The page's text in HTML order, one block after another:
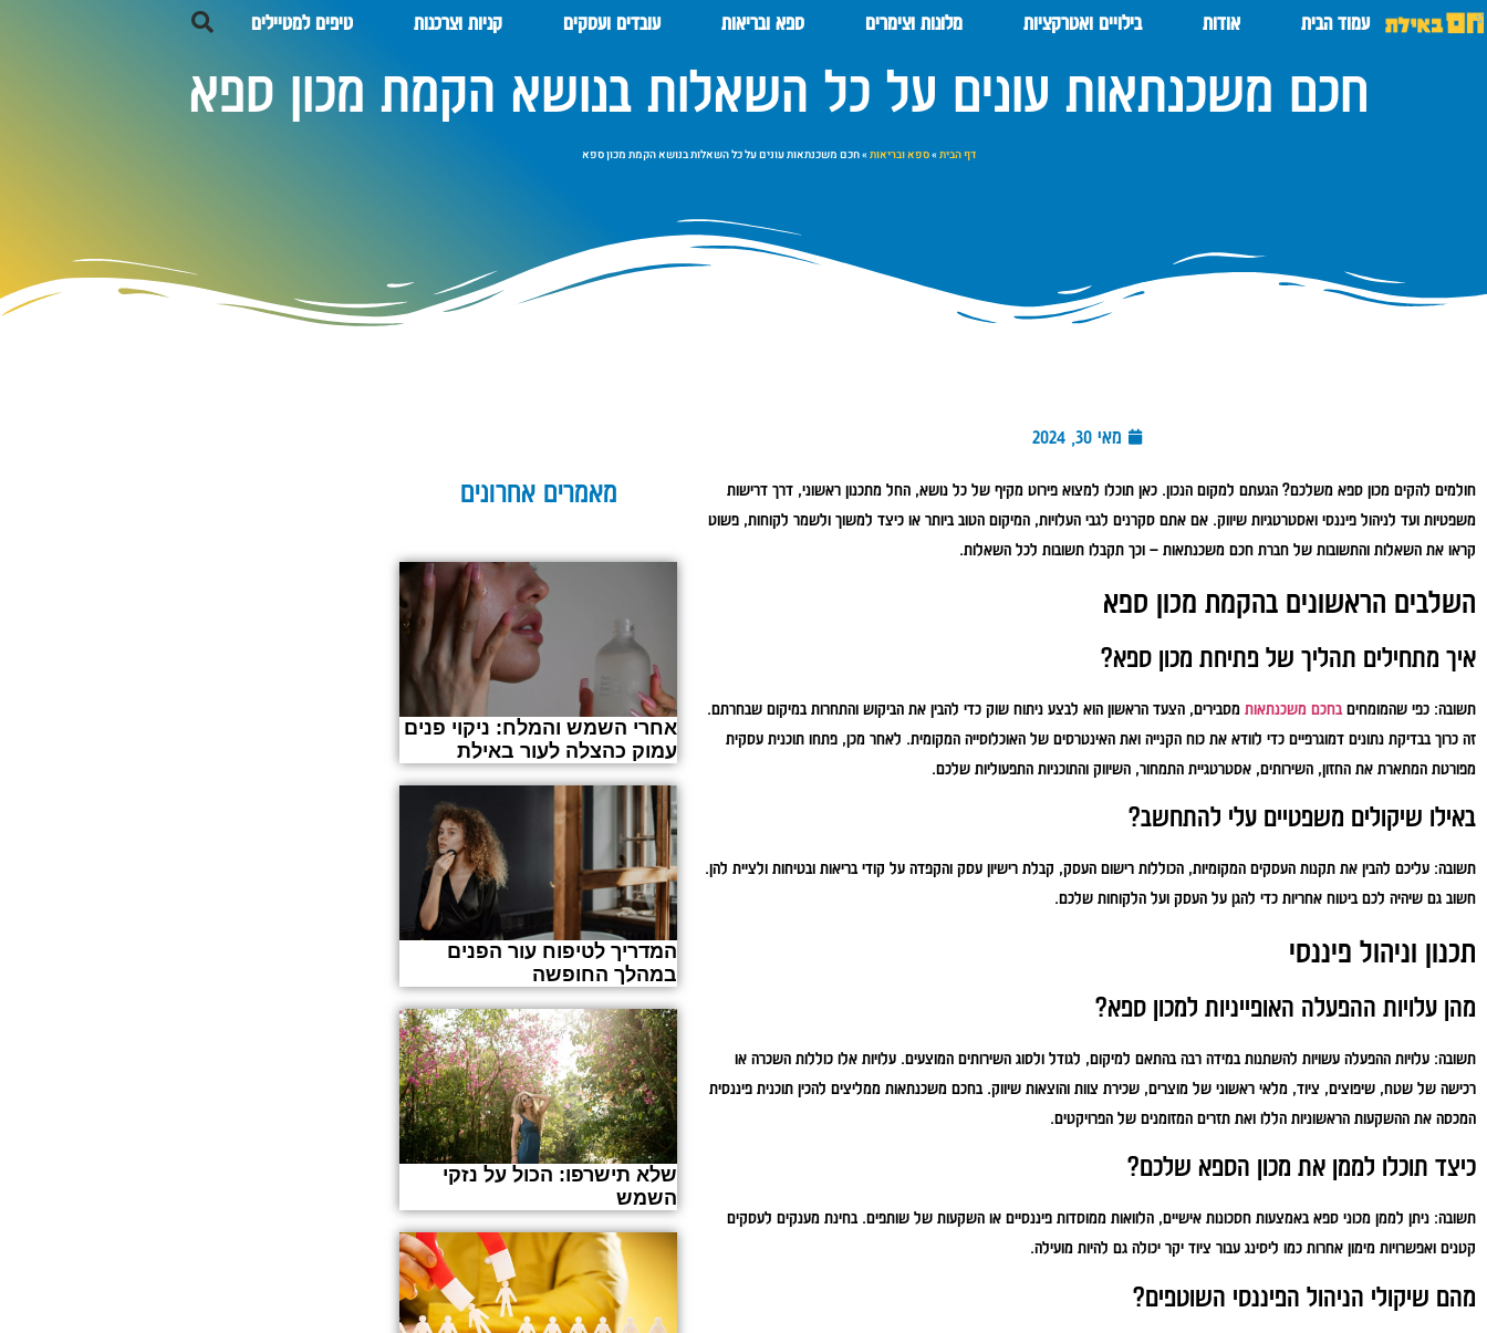
עמוד הבית אודות בילויים ואטרקציות מלונות וצימרים ספא ובריאות עובדים ועסקים קניות וצרכנות טיפים למטיילים
חכם משכנתאות עונים על כל השאלות בנושא הקמת מכון ספא
דף הבית»ספא ובריאות»חכם משכנתאות עונים על כל השאלות בנושא הקמת מכון ספא
מאי 30, 2024
חולמים להקים מכון ספא משלכם? הגעתם למקום הנכון. כאן תוכלו למצוא פירוט מקיף של כל נושא, החל מתכנון ראשוני, דרך דרישות
משפטיות ועד לניהול פיננסי ואסטרטגיות שיווק. אם אתם סקרנים לגבי העלויות, המיקום הטוב ביותר או כיצד למשוך ולשמר לקוחות, פשוט
קראו את השאלות והתשובות של חברת חכם משכנתאות – וכך תקבלו תשובות לכל השאלות.
השלבים הראשונים בהקמת מכון ספא
איך מתחילים תהליך של פתיחת מכון ספא?
תשובה: כפי שהמומחים בחכם משכנתאות מסבירים, הצעד הראשון הוא לבצע ניתוח שוק כדי להבין את הביקוש והתחרות במיקום שבחרתם.
זה כרוך בבדיקת נתונים דמוגרפיים כדי לוודא את כוח הקנייה ואת האינטרסים של האוכלוסייה המקומית. לאחר מכן, פתחו תוכנית עסקית
מפורטת המתארת את החזון, השירותים, אסטרטגיית התמחור, השיווק והתוכניות התפעוליות שלכם.
באילו שיקולים משפטיים עלי להתחשב?
תשובה: עליכם להבין את תקנות העסקים המקומיות, הכוללות רישום העסק, קבלת רישיון עסק והקפדה על קודי בריאות ובטיחות ולציית להן.
חשוב גם שיהיה לכם ביטוח אחריות כדי להגן על העסק ועל הלקוחות שלכם.
תכנון וניהול פיננסי
מהן עלויות ההפעלה האופייניות למכון ספא?
תשובה: עלויות ההפעלה עשויות להשתנות במידה רבה בהתאם למיקום, לגודל ולסוג השירותים המוצעים. עלויות אלו כוללות השכרה או
רכישה של שטח, שיפוצים, ציוד, מלאי ראשוני של מוצרים, שכירת צוות והוצאות שיווק. בחכם משכנתאות ממליצים להכין תוכנית פיננסית
המכסה את ההשקעות הראשוניות הללו ואת תזרים המזומנים של הפרויקטים.
כיצד תוכלו לממן את מכון הספא שלכם?
תשובה: ניתן לממן מכוני ספא באמצעות חסכונות אישיים, הלוואות ממוסדות פיננסיים או השקעות של שותפים. בחינת מענקים לעסקים
קטנים ואפשרויות מימון אחרות כמו ליסינג עבור ציוד יקר יכולה גם להיות מועילה.
מהם שיקולי הניהול הפיננסי השוטפים?
מאמרים אחרונים
אחרי השמש והמלח: ניקוי פנים
עמוק כהצלה לעור באילת
המדריך לטיפוח עור הפנים
במהלך החופשה
שלא תישרפו: הכול על נזקי
השמש